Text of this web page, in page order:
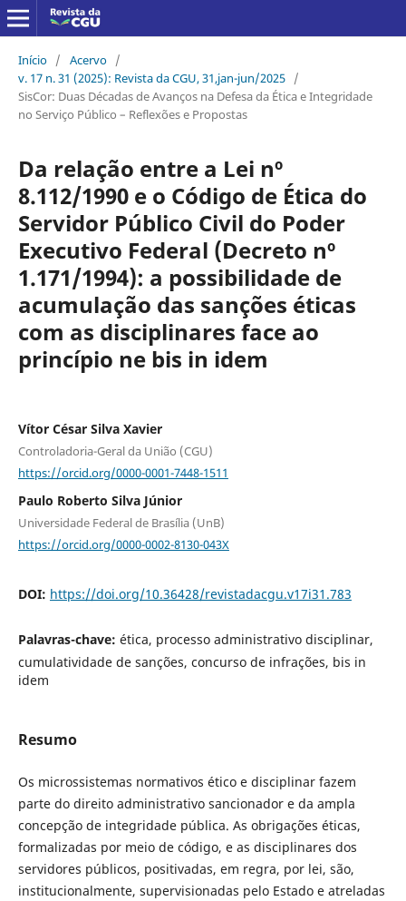
Início / Acervo /
v. 17 n. 31 (2025): Revista da CGU, 31,jan-jun/2025 /
SisCor: Duas Décadas de Avanços na Defesa da Ética e Integridade
no Serviço Público – Reflexões e Propostas
Da relação entre a Lei nº
8.112/1990 e o Código de Ética do
Servidor Público Civil do Poder
Executivo Federal (Decreto nº
1.171/1994): a possibilidade de
acumulação das sanções éticas
com as disciplinares face ao
princípio ne bis in idem
Vítor César Silva Xavier
Controladoria-Geral da União (CGU)
https://orcid.org/0000-0001-7448-1511
Paulo Roberto Silva Júnior
Universidade Federal de Brasília (UnB)
https://orcid.org/0000-0002-8130-043X
DOI: https://doi.org/10.36428/revistadacgu.v17i31.783
Palavras-chave: ética, processo administrativo disciplinar,
cumulatividade de sanções, concurso de infrações, bis in
idem
Resumo
Os microssistemas normativos ético e disciplinar fazem
parte do direito administrativo sancionador e da ampla
concepção de integridade pública. As obrigações éticas,
formalizadas por meio de código, e as disciplinares dos
servidores públicos, positivadas, em regra, por lei, são,
institucionalmente, supervisionadas pelo Estado e atreladas